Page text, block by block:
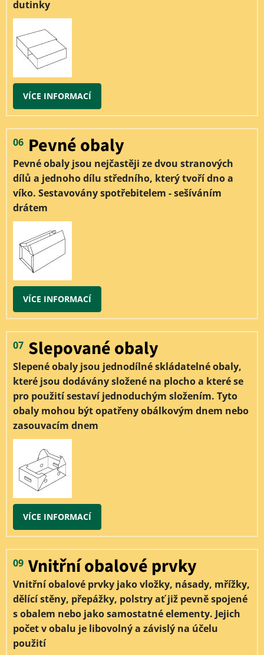
dutinky
VÍCE INFORMACÍ
06 Pevné obaly
Pevné obaly jsou nejčastěji ze dvou stranových
dílů a jednoho dílu středního, který tvoří dno a
víko. Sestavovány spotřebitelem - sešíváním
drátem
VÍCE INFORMACÍ
07 Slepované obaly
Slepené obaly jsou jednodílné skládatelné obaly,
které jsou dodávány složené na plocho a které se
pro použití sestaví jednoduchým složením. Tyto
obaly mohou být opatřeny obálkovým dnem nebo
zasouvacím dnem
VÍCE INFORMACÍ
09 Vnitřní obalové prvky
Vnitřní obalové prvky jako vložky, násady, mřížky,
dělící stěny, přepážky, polstry ať již pevně spojené
s obalem nebo jako samostatné elementy. Jejich
počet v obalu je libovolný a závislý na účelu
použití